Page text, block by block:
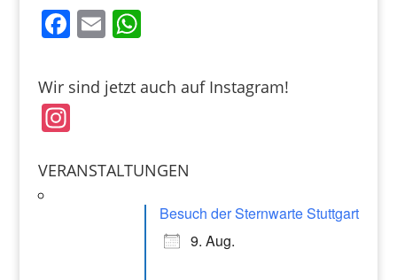
F
c
e
b
o
E
ai
l
W
at
p
Wir sind jetzt auch auf Instagram!
In
a
VERANSTALTUNGEN
Besuch der Sternwarte Stuttgart
9. Aug.